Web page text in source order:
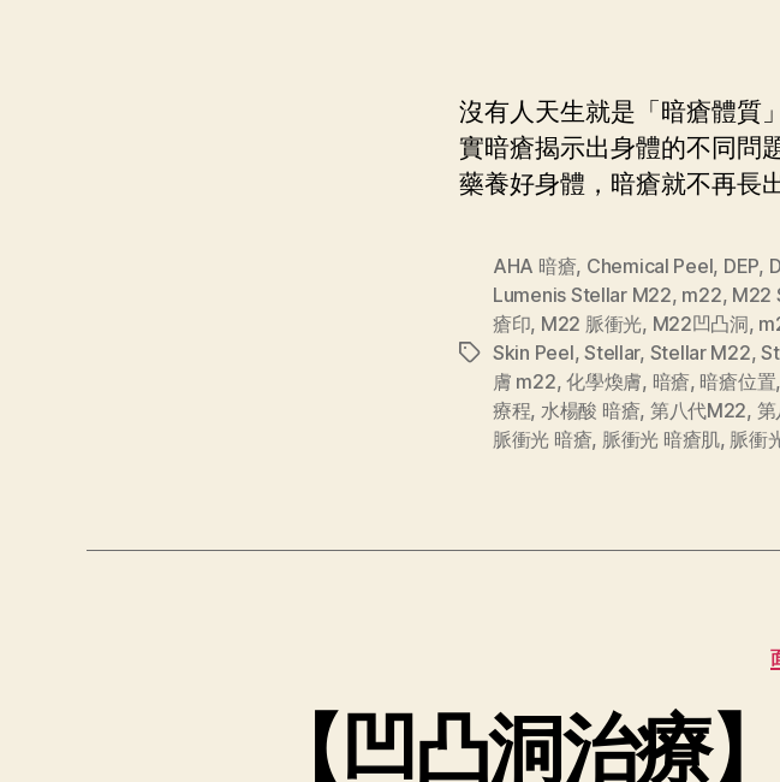
沒有人天生就是「暗瘡體質
實暗瘡揭示出身體的不同問
藥養好身體，暗瘡就不再長出
AHA 暗瘡, Chemical Peel, DEP,
Lumenis Stellar M22, m22, M22
瘡印, M22 脈衝光, M22凹凸洞,
Skin Peel,Stellar, Stellar M22,
膚 m22,化學煥膚, 暗瘡, 暗瘡位置,
療程, 水楊酸 暗瘡, 第八代M22, 第
脈衝光 暗瘡, 脈衝光 暗瘡肌, 脈衝
【凹凸洞治療